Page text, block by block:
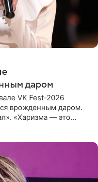
даром
VK Fest-2026
врожденным даром.
«Харизма — это